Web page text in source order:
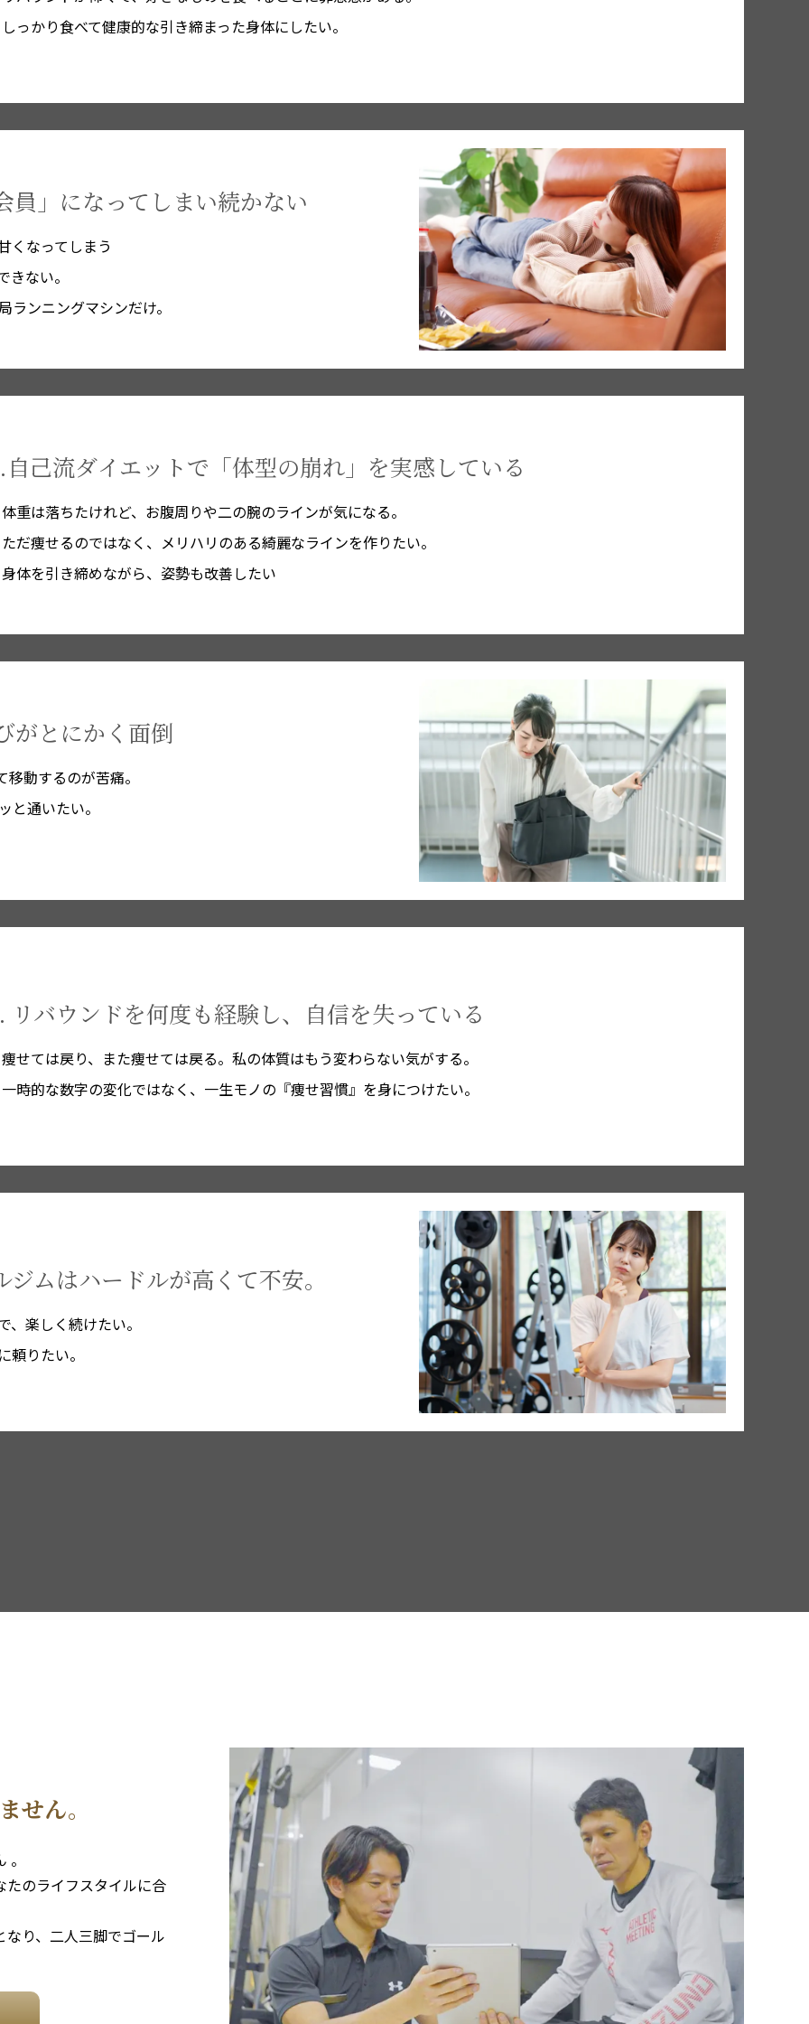
しっかり食べて健康的な引き締まった身体にしたい。
員」になってしまい続かない
くなってしまう
ない。
ンニングマシンだけ。
己流ダイエットで「体型の崩れ」を実感している
体重は落ちたけれど、お腹周りや二の腕のラインが気になる。
ただ痩せるのではなく、メリハリのある綺麗なラインを作りたい。
身体を引き締めながら、姿勢も改善したい
がとにかく面倒
動するのが苦痛。
通いたい。
リバウンドを何度も経験し、自信を失っている
痩せては戻り、また痩せては戻る。私の体質はもう変わらない気がする。
一時的な数字の変化ではなく、一生モノの『痩せ習慣』を身につけたい。
ムはハードルが高くて不安。
楽しく続けたい。
りたい。
せん。
のライフスタイルに合
り、二人三脚でゴール